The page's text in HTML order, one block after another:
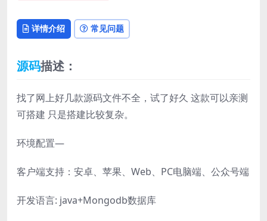
详情介绍 常见问题
源码描述：
找了网上好几款源码文件不全，试了好久 这款可以亲测
可搭建 只是搭建比较复杂。
环境配置—
客户端支持：安卓、苹果、Web、PC电脑端、公众号端
开发语言: java+Mongodb数据库